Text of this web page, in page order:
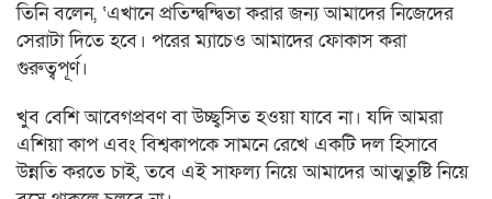
তিনি বলেন, ‘এখানে প্রতিন্দ্বন্দ্বিতা করার জন্য আমাদের নিজেদের
সেরাটা দিতে হবে। পরের ম্যাচেও আমাদের ফোকাস করা
গুরুত্বপূর্ণ।
খুব বেশি আবেগপ্রবণ বা উচ্ছ্বসিত হওয়া যাবে না। যদি আমরা
এশিয়া কাপ এবং বিশ্বকাপকে সামনে রেখে একটি দল হিসাবে
উন্নতি করতে চাই, তবে এই সাফল্য নিয়ে আমাদের আত্মতুষ্টি নিয়ে